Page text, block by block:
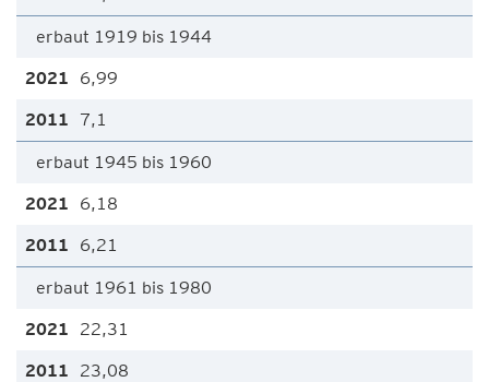
erbaut 1919 bis 1944
6,99
7,1
erbaut 1945 bis 1960
6,18
6,21
erbaut 1961 bis 1980
22,31
23,08